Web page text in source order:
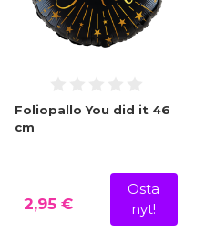
Foliopallo You did it 46
cm
2,95 €
Osta
nyt!